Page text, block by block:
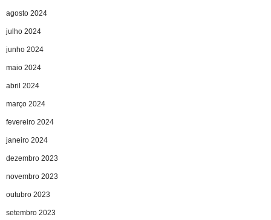
agosto 2024
julho 2024
junho 2024
maio 2024
abril 2024
março 2024
fevereiro 2024
janeiro 2024
dezembro 2023
novembro 2023
outubro 2023
setembro 2023